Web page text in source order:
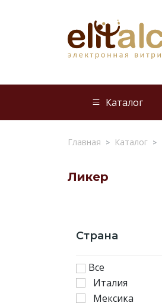
Каталог
Главная Каталог
Ликер
напиток,
приготовлен
на
основе
крепкого
Страна
Все
Италия
Мексика